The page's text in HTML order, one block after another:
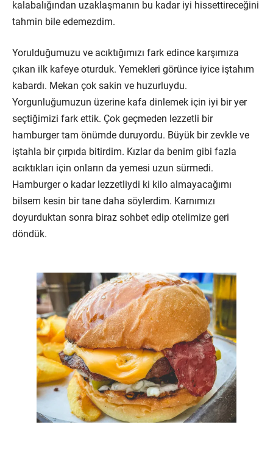
kalabalığından uzaklaşmanın bu kadar iyi hissettireceğini
tahmin bile edemezdim.
Yorulduğumuzu ve acıktığımızı fark edince karşımıza
çıkan ilk kafeye oturduk. Yemekleri görünce iyice iştahım
kabardı. Mekan çok sakin ve huzurluydu.
Yorgunluğumuzun üzerine kafa dinlemek için iyi bir yer
seçtiğimizi fark ettik. Çok geçmeden lezzetli bir
hamburger tam önümde duruyordu. Büyük bir zevkle ve
iştahla bir çırpıda bitirdim. Kızlar da benim gibi fazla
acıktıkları için onların da yemesi uzun sürmedi.
Hamburger o kadar lezzetliydi ki kilo almayacağımı
bilsem kesin bir tane daha söylerdim. Karnımızı
doyurduktan sonra biraz sohbet edip otelimize geri
döndük.